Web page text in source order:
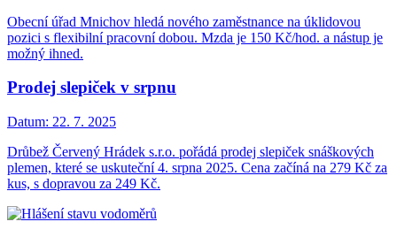
Obecní úřad Mnichov hledá nového zaměstnance na úklidovou
pozici s flexibilní pracovní dobou. Mzda je 150 Kč/hod. a nástup je
možný ihned.
Prodej slepiček v srpnu
Datum: 22. 7. 2025
Drůbež Červený Hrádek s.r.o. pořádá prodej slepiček snáškových
plemen, které se uskuteční 4. srpna 2025. Cena začíná na 279 Kč za
kus, s dopravou za 249 Kč.